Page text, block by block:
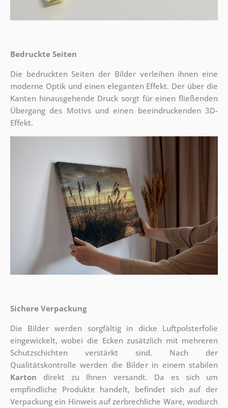
Bedruckte Seiten
Die bedruckten Seiten der Bilder verleihen ihnen eine
moderne Optik und einen eleganten Effekt. Der über die
Kanten hinausgehende Druck sorgt für einen fließenden
Übergang des Motivs und einen beeindruckenden 3D-
Effekt.
Sichere Verpackung
Die Bilder werden sorgfältig in dicke Luftpolsterfolie
eingewickelt, wobei die Ecken zusätzlich mit mehreren
Schutzschichten verstärkt sind. Nach der
Qualitätskontrolle werden die Bilder in einem stabilen
Karton direkt zu Ihnen versandt. Da es sich um
empfindliche Produkte handelt, befindet sich auf der
Verpackung ein Hinweis auf zerbrechliche Ware, wodurch